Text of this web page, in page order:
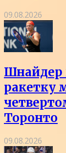
09.08.2026
Шнайдер
ракетку
Торонто
09.08.2026